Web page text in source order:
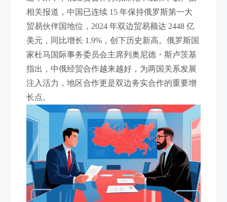
相关报道，中国已连续 15 年保持俄罗斯第一大
贸易伙伴国地位，2024 年双边贸易额达 2448 亿
美元，同比增长 1.9%，创下历史新高。俄罗斯国
家杜马国际事务委员会主席列奥尼德・斯卢茨基
指出，中俄经贸合作越来越好，为两国关系发展
注入活力，地区合作更是双边务实合作的重要增
长点。